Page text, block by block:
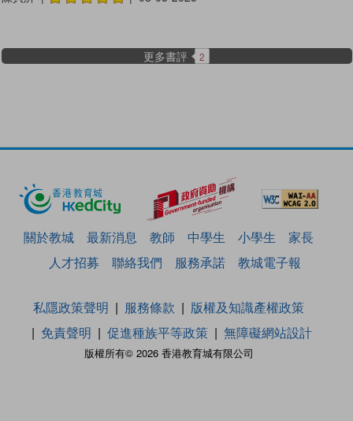
更多書評 2
關於教城 最新消息 教師 中學生 小學生
家長
人才招募
聯絡我們 服務承諾 教城電子報
版權所有© 2026 香港教育城有限公司
私隱政策聲明 服務條款
版權及知識產權政策
免責聲明
促進種族平等政策 無障礙網站設計